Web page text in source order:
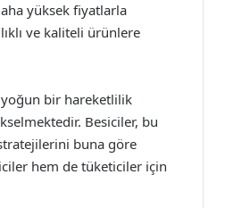
yüksek fiyatlarla
ve kaliteli ürünlere
yoğun bir hareketlilik
Besiciler, bu
buna göre
hem de tüketiciler için